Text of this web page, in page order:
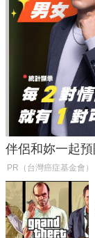
伴侶和妳一起
PR（台灣癌症基金會）